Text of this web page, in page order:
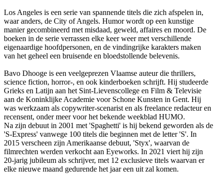
Los Angeles is een serie van spannende titels die zich afspelen in,
waar anders, de City of Angels. Humor wordt op een kunstige
manier gecombineerd met misdaad, geweld, affaires en moord. De
boeken in de serie verrassen elke keer weer met verschillende
eigenaardige hoofdpersonen, en de vindingrijke karakters maken
van het geheel een bruisende en bloedstollende belevenis.
Bavo Dhooge is een veelgeprezen Vlaamse auteur die thrillers,
science fiction, horror-, en ook kinderboeken schrijft. Hij studeerde
Grieks en Latijn aan het Sint-Lievenscollege en Film & Televisie
aan de Koninklijke Academie voor Schone Kunsten in Gent. Hij
was werkzaam als copywriter-scenarist en als freelance redacteur en
recensent, onder meer voor het bekende weekblad HUMO.
Na zijn debuut in 2001 met 'Spaghetti' is hij bekend geworden als de
'S-Express' vanwege 100 titels die beginnen met de letter 'S'. In
2015 verscheen zijn Amerikaanse debuut, 'Styx', waarvan de
filmrechten werden verkocht aan Eyeworks. In 2021 viert hij zijn
20-jarig jubileum als schrijver, met 12 exclusieve titels waarvan er
elke nieuwe maand gedurende het jaar een uit zal komen.